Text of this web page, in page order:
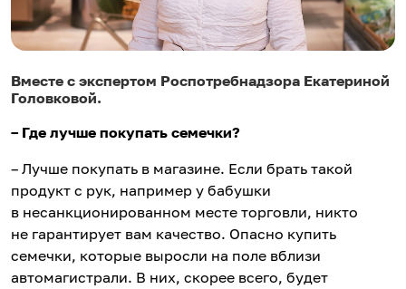
Вместе с экспертом Роспотребнадзора Екатериной
Головковой.
– Где лучше покупать семечки?
– Лучше покупать в магазине. Если брать такой
продукт с рук, например у бабушки
в несанкционированном месте торговли, никто
не гарантирует вам качество. Опасно купить
семечки, которые выросли на поле вблизи
автомагистрали. В них, скорее всего, будет